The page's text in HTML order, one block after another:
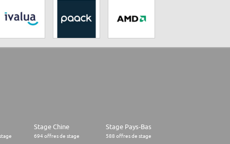
Stage Chine
694 offres de stage
Stage Pays-Bas
588 offres de stage